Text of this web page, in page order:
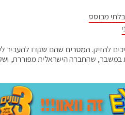
מבוסס
להזיק. המסרים שהם שקדו להעביר
שהחברה הישראלית מפוררת,